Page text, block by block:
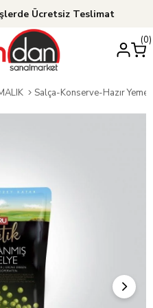
Ücretsiz Teslimat
0
Salça-Konserve-Hazır Yemek